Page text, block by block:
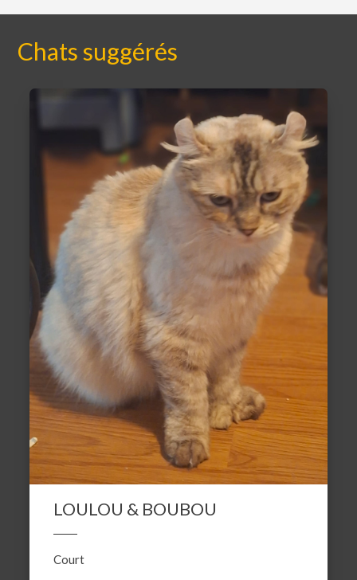
Chats suggérés
LOULOU & BOUBOU
Court